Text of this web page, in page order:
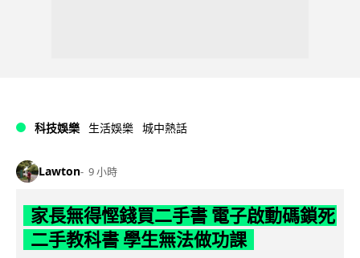
科技娛樂 生活娛樂 城中熱話
Lawton 9 小時
家長無得慳錢買二手書 電子啟動碼鎖死
二手教科書 學生無法做功課